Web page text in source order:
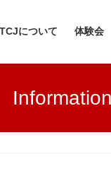
TCJについて 体験会
Information